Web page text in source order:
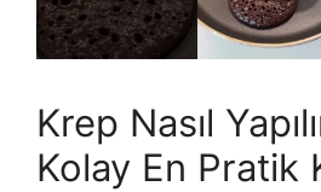
Krep Nasıl
Kolay En Pratik